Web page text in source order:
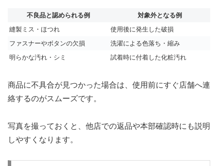
不良品と認められる例
対象外となる例
縫製ミス・ほつれ
使用後に発生した破損
ファスナーやボタンの欠損
洗濯による色落ち・縮み
明らかな汚れ・シミ
試着時に付着した化粧汚れ
商品に不具合が見つかった場合は、使用前にすぐ店舗へ連
絡するのがスムーズです。
写真を撮っておくと、他店での返品や本部確認時にも説明
しやすくなります。